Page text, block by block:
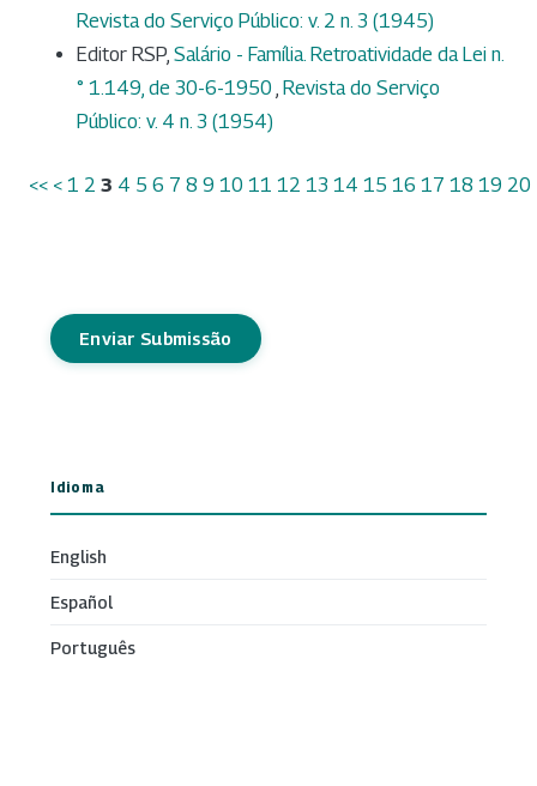
Revista do Serviço Público: v. 2 n. 3 (1945)
Editor RSP, Salário - Família. Retroatividade da Lei n.
° 1.149, de 30-6-1950 Revista do Serviço
Público: v. 4 n. 3 (1954)
<< < 1 2 3 4 5 6 7 8 9 10 11 12 13 14 15 16 17 18 19 20
Enviar Submissão
Idioma
English
Español
Português